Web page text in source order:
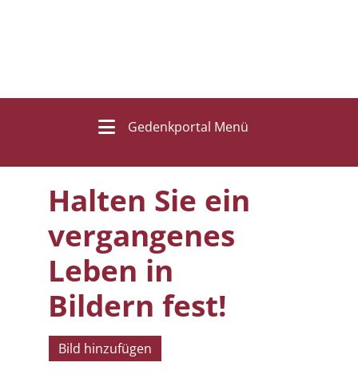
Gedenkportal Menü
Halten Sie ein
vergangenes
Leben in
Bildern fest!
Bild hinzufügen